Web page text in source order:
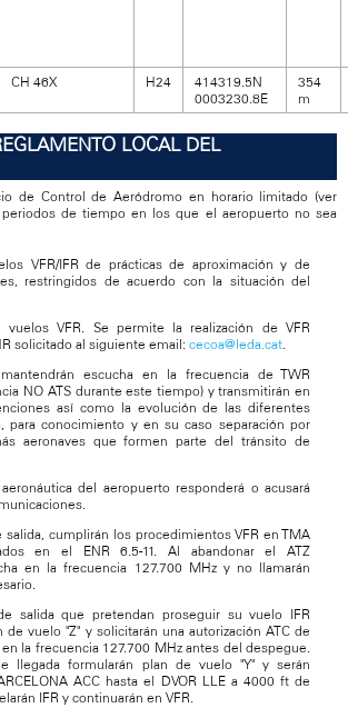
CH 46X H24
414319.5N
0003230.8E
354
m
LOCAL DEL
de Control de Aeródromo en horario limitado (ver
de tiempo en los que el aeropuerto no sea
VFR/IFR de prácticas de aproximación y de
restringidos de acuerdo con la situación del
VFR. Se permite la realización de VFR
solicitado al siguiente email: cecoa@leda.cat.
escucha en la frecuencia de TWR
NO ATS durante este tiempo) y transmitirán en
así como la evolución de las diferentes
para conocimiento y en su caso separación por
aeronaves que formen parte del tránsito de
del aeropuerto responderá o acusará
salida, cumplirán los procedimientos VFR en TMA
en el ENR 6.5-11. Al abandonar el ATZ
en la frecuencia 127.700 MHz y no llamarán
salida que pretendan proseguir su vuelo IFR
de vuelo "Z" y solicitarán una autorización ATC de
en la frecuencia 127.700 MHz antes del despegue.
llegada formularán plan de vuelo "Y" y serán
ACC hasta el DVOR LLE a 4000 ft de
IFR y continuarán en VFR.